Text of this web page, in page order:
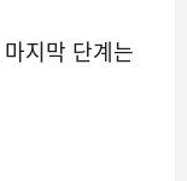
지막 단계는